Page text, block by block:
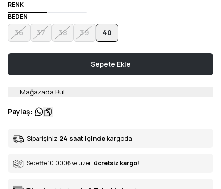
RENK
BEDEN
36 37 38 39 40
Sepete Ekle
Mağazada Bul
Paylaş:
Siparişiniz 24 saat içinde kargoda
Sepette 10.000₺ve üzeri ücretsiz kargo!